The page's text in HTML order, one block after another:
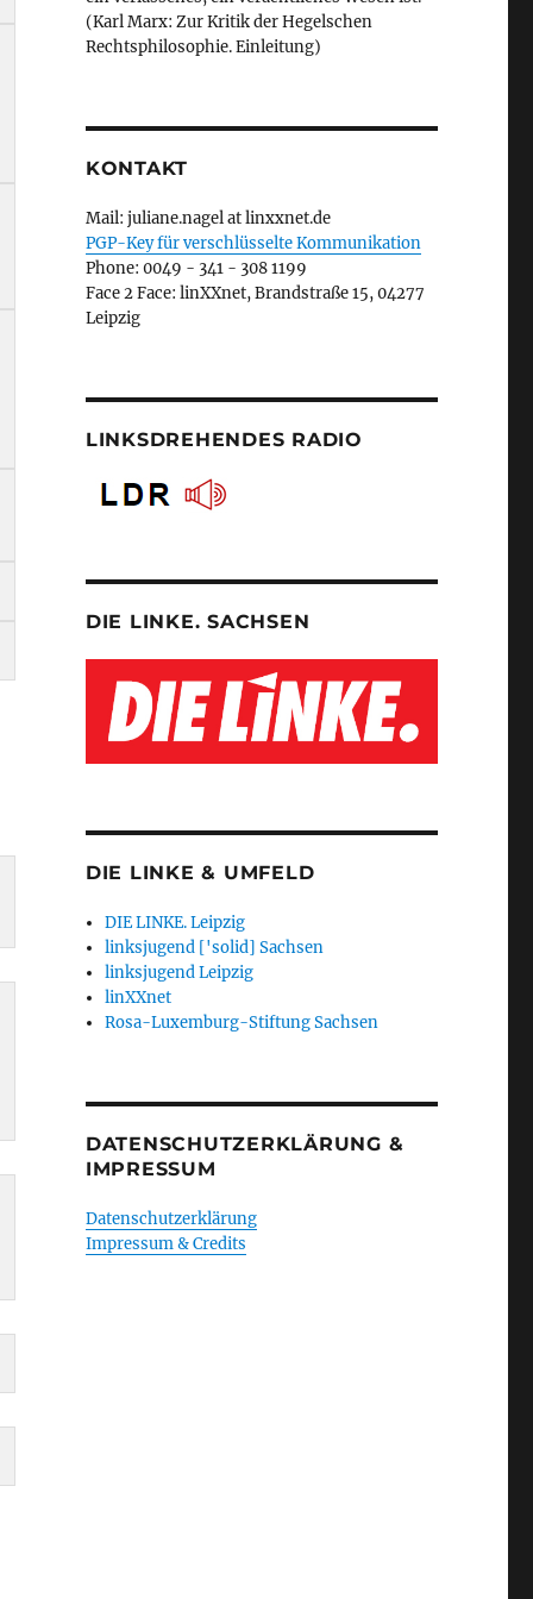
(Karl Marx: Zur Kritik der Hegelschen
Rechtsphilosophie. Einleitung)
KONTAKT
Mail: juliane.nagel at linxxnet.de
PGP-Key für verschlüsselte Kommunikation
Phone: 0049 - 341 - 308 1199
Face 2 Face: linXXnet, Brandstraße 15, 04277
Leipzig
LINKSDREHENDES RADIO
DIE LINKE. SACHSEN
DIE LINKE & UMFELD
DIE LINKE. Leipzig
linksjugend ['solid] Sachsen
linksjugend Leipzig
linXXnet
Rosa-Luxemburg-Stiftung Sachsen
DATENSCHUTZERKLÄRUNG &
IMPRESSUM
Datenschutzerklärung
Impressum & Credits